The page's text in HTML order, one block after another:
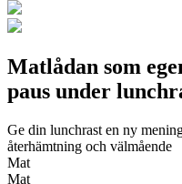
Matlådan som
paus under
Ge din lunchrast en ny
återhämtning och välmående
Mat
Mat